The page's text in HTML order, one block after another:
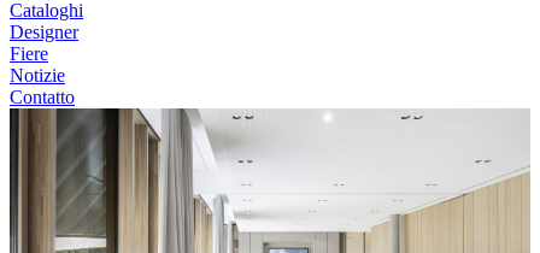
Cataloghi
Designer
Fiere
Notizie
Contatto